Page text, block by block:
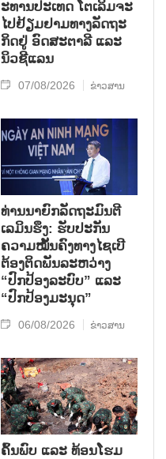
ະ​ທານ​ປະ​ເທດ ໂຕ​ເລິມ​ຈະ​
ໄປ​ຢ້ຽມ​ຢາມ​ທາງ​ລັດ​ຖະ​
ກິດ​ຢູ່ ອົດ​ສະ​ຕາ​ລີ ແລະ
ນິວ​ຊີ​ແລນ
07/08/2026 ຂ່າວສານ
ທ່ານນາຍົກລັດຖະມົນຕີ
ເລມິນຮຶງ: ຮັບປະກັນ
ຄວາມໝັ້ນຄົງທາງໄຊເບີ
ຕ້ອງຕິດພັນລະຫວ່າງ
“ປົກປ້ອງລະບົບ” ແລະ
“ປົກປ້ອງມະນຸດ”
06/08/2026 ຂ່າວສານ
ຄົ້ນ​ພົບ ແລະ ທ້ອນ​ໂຮມ